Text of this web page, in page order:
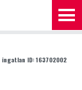
ingatlan ID: 163702002